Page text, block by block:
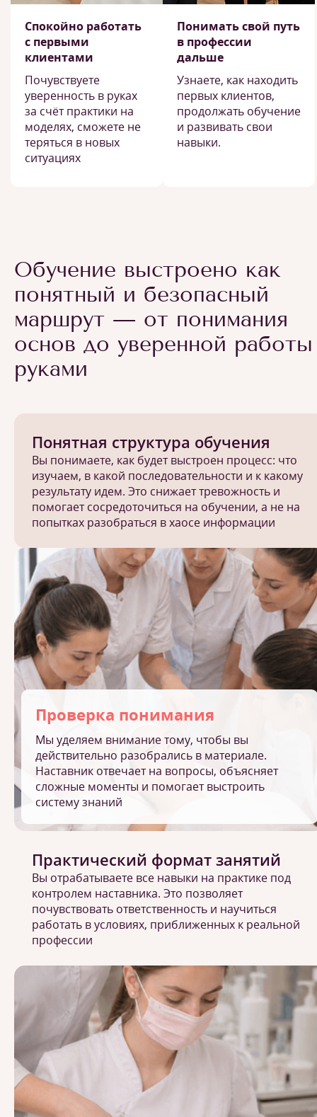
Спокойно работать
с первыми
клиентами
Почувствуете
уверенность в руках
за счёт практики на
моделях, сможете не
теряться в новых
ситуациях
Понимать свой путь
в профессии
дальше
Узнаете, как находить
первых клиентов,
продолжать обучение
и развивать свои
навыки.
Обучение выстроено как
понятный и безопасный
маршрут — от понимания
основ до уверенной работы
руками
Понятная структура обучения
Вы понимаете, как будет выстроен процесс: что
изучаем, в какой последовательности и к какому
результату идем. Это снижает тревожность и
помогает сосредоточиться на обучении, а не на
попытках разобраться в хаосе информации
Проверка понимания
Мы уделяем внимание тому, чтобы вы
действительно разобрались в материале.
Наставник отвечает на вопросы, объясняет
сложные моменты и помогает выстроить
систему знаний
Практический формат занятий
Вы отрабатываете все навыки на практике под
контролем наставника. Это позволяет
почувствовать ответственность и научиться
работать в условиях, приближенных к реальной
профессии